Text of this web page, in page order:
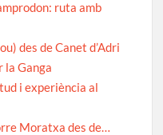
ruta amb
des de Canet d’Adri
la Ganga
i experiència al
Moratxa des de…